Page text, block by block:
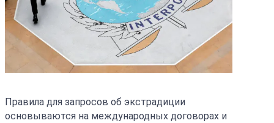
Правила для запросов об экстрадиции
основываются на международных договорах и